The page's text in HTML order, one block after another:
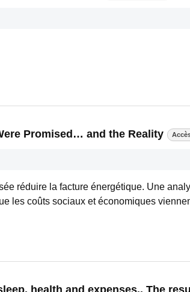
Promised… and the Reality
réduire la facture énergétique. Une
les coûts sociaux et économiques